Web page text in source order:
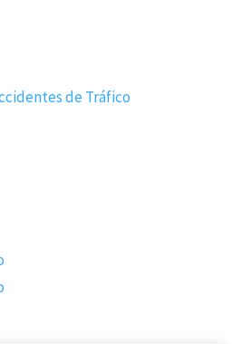
de Tráfico